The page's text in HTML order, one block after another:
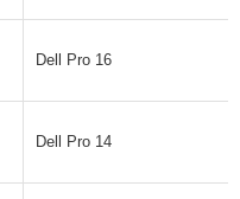
Dell Pro 16
Dell Pro 14